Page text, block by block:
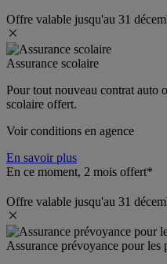
Offre valable jusqu'au 31
Assurance scolaire
Pour tout nouveau contrat auto
scolaire offert.
Voir conditions en agence
En savoir plus
En ce moment, 2 mois offert*
Offre valable jusqu'au 31
Assurance prévoyance pour les